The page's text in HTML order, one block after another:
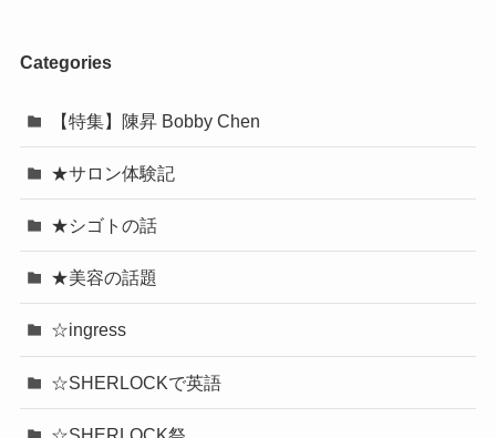
Categories
【特集】陳昇 Bobby Chen
★サロン体験記
★シゴトの話
★美容の話題
☆ingress
☆SHERLOCKで英語